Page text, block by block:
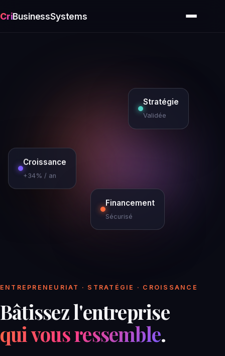
CriBusinessSystems
ENTREPRENEURIAT · STRATÉGIE · CROISSANCE
Bâtissez l'entreprise
qui vous ressemble.
Stratégie
Validée
Croissance
+34% / an
Financement
Sécurisé